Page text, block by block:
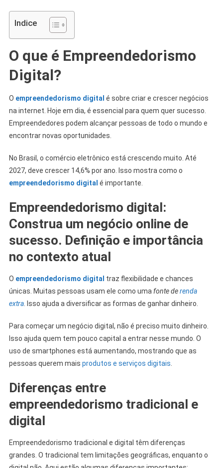
Indice
O que é Empreendedorismo
Digital?
O empreendedorismo digital é sobre criar e crescer negócios
na internet. Hoje em dia, é essencial para quem quer sucesso.
Empreendedores podem alcançar pessoas de todo o mundo e
encontrar novas oportunidades.
No Brasil, o comércio eletrônico está crescendo muito. Até
2027, deve crescer 14,6% por ano. Isso mostra como o
empreendedorismo digital é importante.
Empreendedorismo digital:
Construa um negócio online de
sucesso. Definição e importância
no contexto atual
O empreendedorismo digital traz flexibilidade e chances
únicas. Muitas pessoas usam ele como uma fonte derenda
extra. Isso ajuda a diversificar as formas de ganhar dinheiro.
Para começar um negócio digital, não é preciso muito dinheiro.
Isso ajuda quem tem pouco capital a entrar nesse mundo. O
uso de smartphones está aumentando, mostrando que as
pessoas querem mais produtos e serviços digitais
Diferenças entre
empreendedorismo tradicional e
digital
Empreendedorismo tradicional e digital têm diferenças
grandes. O tradicional tem limitações geográficas, enquanto o